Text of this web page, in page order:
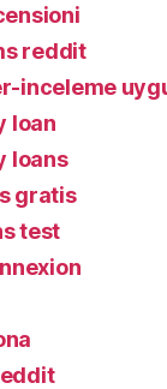
reddit
inceleme
loan
loans
gratis
test